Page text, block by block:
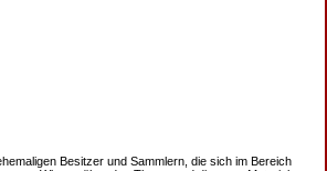
Besitzer und Sammlern, die sich im Bereich